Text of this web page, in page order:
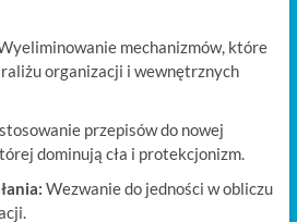
mechanizmów, które
organizacji i wewnętrznych
przepisów do nowej
dominują cła i protekcjonizm.
Wezwanie do jedności w obliczu